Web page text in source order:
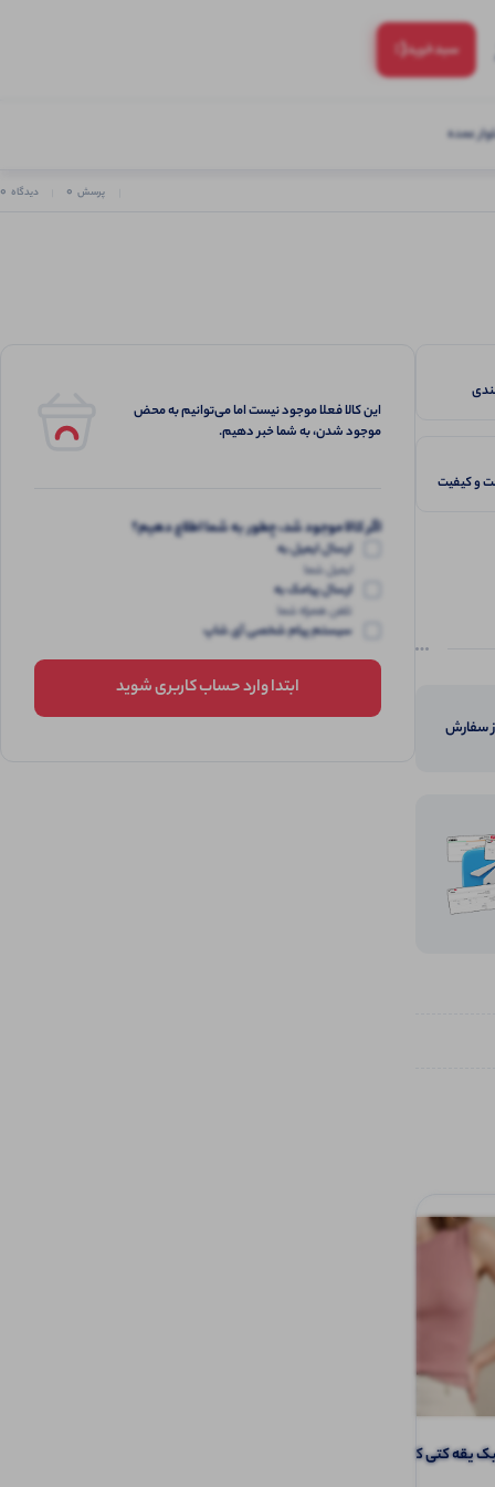
سبد‌خرید(:
عمده
پرسش 0 دیدگاه 0
و کیفیت
سفارش
کتی کاربردی (پک 6 عددی)
این کالا فعلا موجود نیست اما می‌توانیم به محض
موجود شدن، به شما خبر دهیم.
اگر کالا موجود شد، چطور به شما اطلاع دهیم؟
ارسال ایمیل به
ایمیل شما
ارسال پیامک به
تلفن همراه شما
سیستم پیام شخصی آی شاپ
ابتدا وارد حساب کاربری شوید